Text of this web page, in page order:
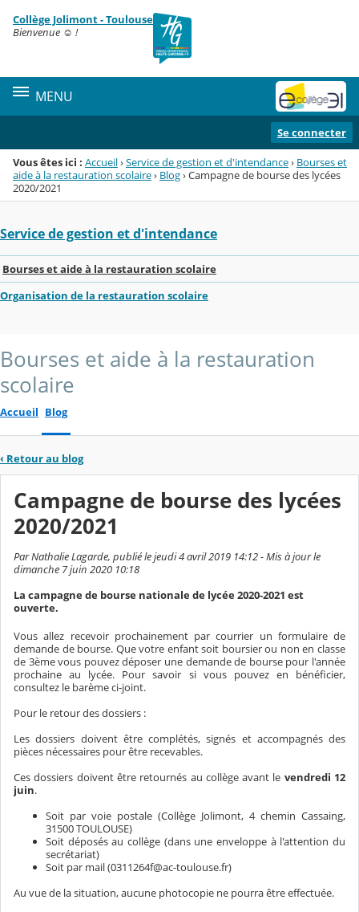
Menu de la rubrique
Contenu
Collège Jolimont - Toulouse
Bienvenue ☺ !
MENU
Se connecter
Vous êtes ici : Accueil›Service de gestion et d'intendance› Bourses et
aide à la restauration scolaire› Blog›Campagne de bourse des lycées
2020/2021
Service de gestion et d'intendance
Bourses et aide à la restauration scolaire
Organisation de la restauration scolaire
Bourses et aide à la restauration
scolaire
Accueil Blog
‹ Retour au blog
Campagne de bourse des lycées
2020/2021
Par Nathalie Lagarde, publié le jeudi 4 avril 2019 14:12 - Mis à jour le
dimanche 7 juin 2020 10:18
La campagne de bourse nationale de lycée 2020-2021 est
ouverte.
Vous allez recevoir prochainement par courrier un formulaire de
demande de bourse. Que votre enfant soit boursier ou non en classe
de 3ème vous pouvez déposer une demande de bourse pour l'année
prochaine au lycée. Pour savoir si vous pouvez en bénéficier,
consultez le barème ci-joint.
Pour le retour des dossiers :
Les dossiers doivent être complétés, signés et accompagnés des
pièces nécessaires pour être recevables.
Ces dossiers doivent être retournés au collège avant le vendredi 12
juin.
Soit par voie postale (Collège Jolimont, 4 chemin Cassaing,
31500 TOULOUSE)
Soit déposés au collège (dans une enveloppe à l'attention du
secrétariat)
Soit par mail (0311264f@ac-toulouse.fr)
Au vue de la situation, aucune photocopie ne pourra être effectuée.